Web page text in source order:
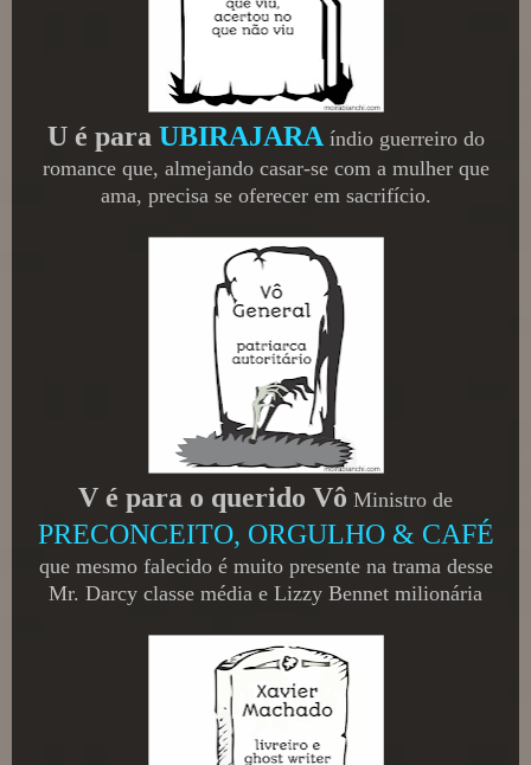
U é para UBIRAJARA índio guerreiro do
romance que, almejando casar-se com a mulher que
ama, precisa se oferecer em sacrifício.
V é para o querido Vô Ministro de
PRECONCEITO, ORGULHO & CAFÉ
que mesmo falecido é muito presente na trama desse
Mr. Darcy classe média e Lizzy Bennet milionária